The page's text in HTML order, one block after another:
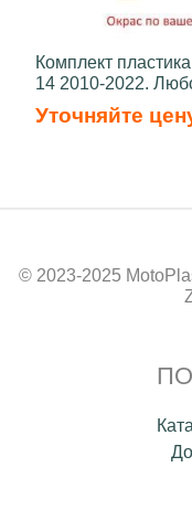
Комплект
14 2010-2022.
Уточняйте
© 2023-2025